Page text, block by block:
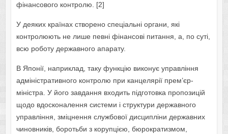
фінансового контролю. [2]
У деяких країнах створено спеціальні органи, які
контролюють не лише певні фінансові питання, а, по суті,
всю роботу державного апарату.
В Японії, наприклад, таку функцію виконує управління
адміністративного контролю при канцелярії прем’єр-
міністра. У його завдання входить підготовка пропозицій
щодо вдосконалення системи і структури державного
управління, зміцнення службової дисципліни державних
чиновників, боротьби з корупцією, бюрократизмом,